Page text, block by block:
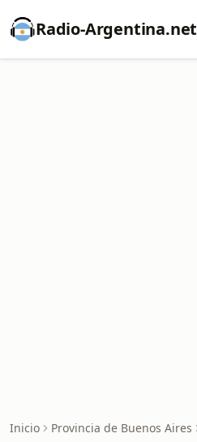
Radio-Argentina.net
Inicio Provincia de Buenos Aires